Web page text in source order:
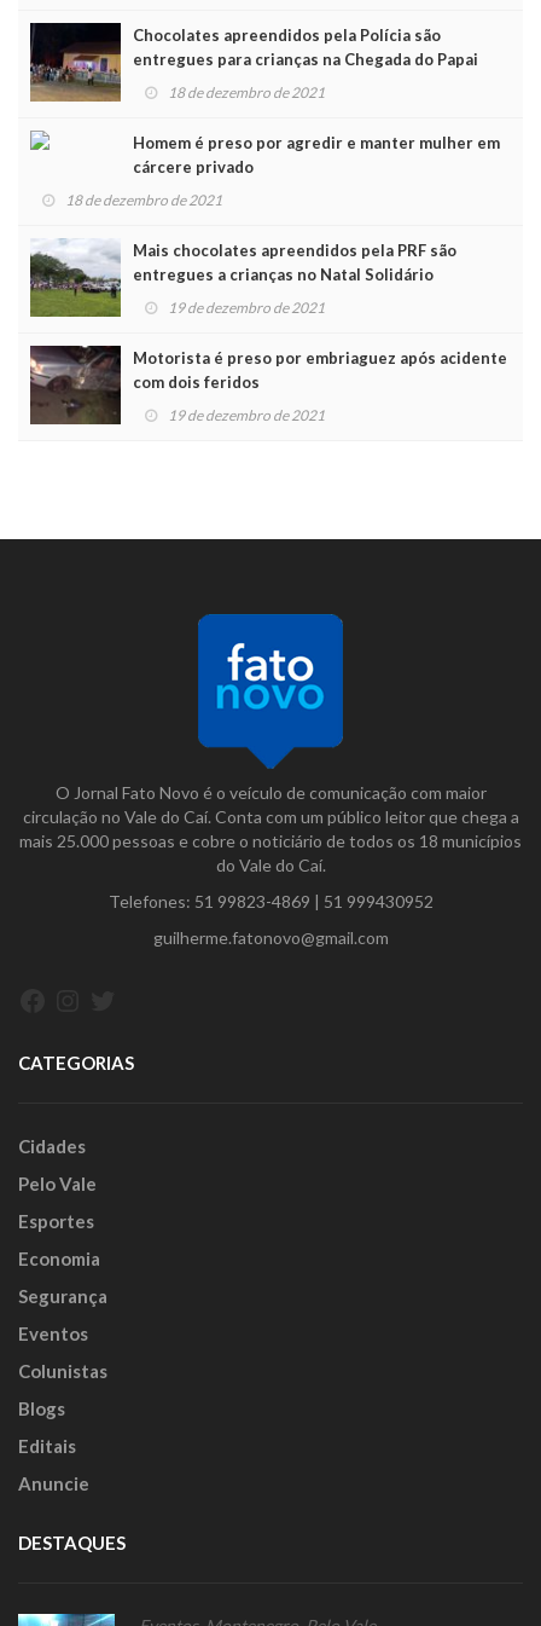
Chocolates apreendidos pela Polícia são
entregues para crianças na Chegada do Papai
Noel
18 de dezembro de 2021
Homem é preso por agredir e manter mulher em
cárcere privado
18 de dezembro de 2021
Mais chocolates apreendidos pela PRF são
entregues a crianças no Natal Solidário
19 de dezembro de 2021
Motorista é preso por embriaguez após acidente
com dois feridos
19 de dezembro de 2021
O Jornal Fato Novo é o veículo de comunicação com maior
circulação no Vale do Caí. Conta com um público leitor que chega a
mais 25.000 pessoas e cobre o noticiário de todos os 18 municípios
do Vale do Caí.
Telefones: 51 99823-4869 | 51 999430952
guilherme.fatonovo@gmail.com
CATEGORIAS
Cidades
Pelo Vale
Esportes
Economia
Segurança
Eventos
Colunistas
Blogs
Editais
Anuncie
DESTAQUES